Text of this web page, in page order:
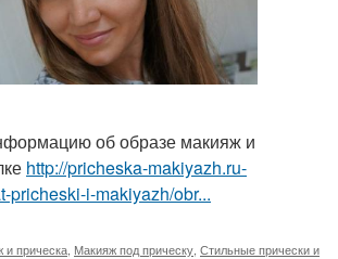
об образе макияж и
http://pricheska-makiyazh.ru-
pricheski-i-makiyazh/obr...
и прическа Макияж под прическу Стильные прически и